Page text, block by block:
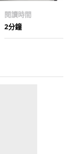
閱讀時間
2分鐘